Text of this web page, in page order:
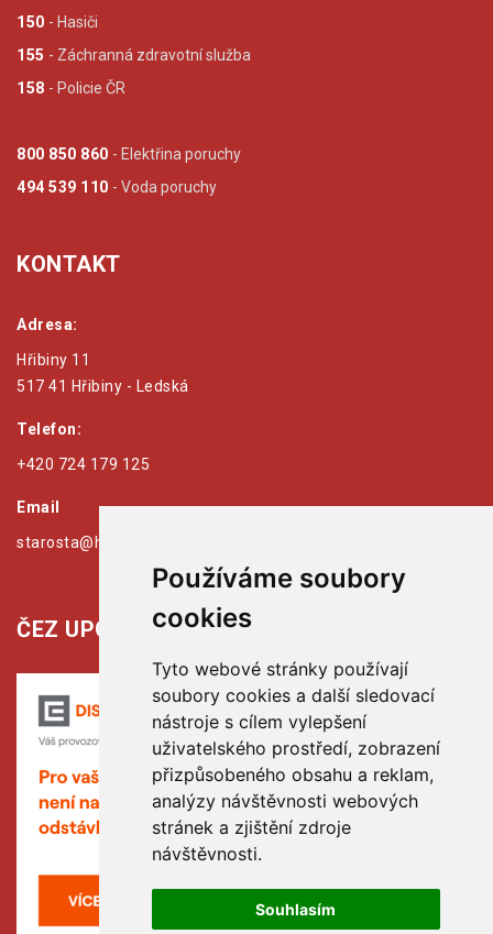
Používáme soubory
cookies
Tyto webové stránky používají
soubory cookies a další sledovací
nástroje s cílem vylepšení
uživatelského prostředí, zobrazení
přizpůsobeného obsahu a reklam,
analýzy návštěvnosti webových
stránek a zjištění zdroje
návštěvnosti.
Souhlasím
150 - Hasiči
155 - Záchranná zdravotní služba
158 - Policie ČR
800 850 860 - Elektřina poruchy
494 539 110 - Voda poruchy
KONTAKT
Adresa:
Hřibiny 11
517 41 Hřibiny - Ledská
Telefon:
+420 724 179 125
Email
starosta@hribiny-ledska.cz
ČEZ UPOZORŇUJE: